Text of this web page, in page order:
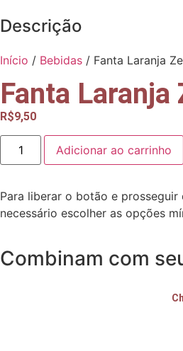
Descrição
Início / Bebidas / Fanta Laranja
Fanta Laranja
R$9,50
Adicionar ao carrinho
Para liberar o botão e prosseguir
necessário escolher as opções
Combinam com